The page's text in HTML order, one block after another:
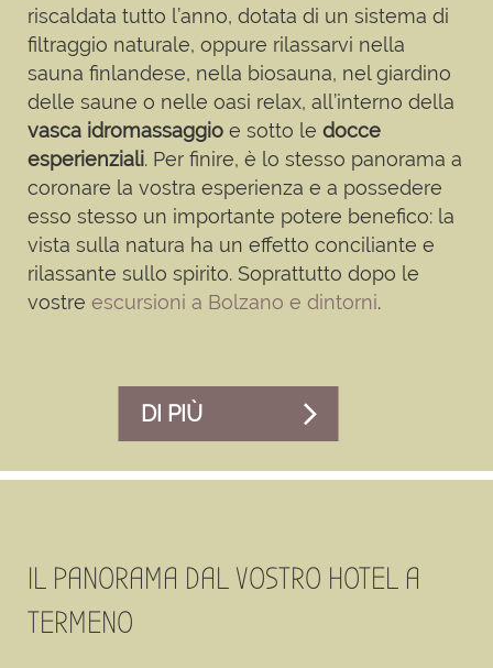
riscaldata tutto l’anno, dotata di un sistema di
filtraggio naturale, oppure rilassarvi nella
sauna finlandese, nella biosauna, nel giardino
delle saune o nelle oasi relax, all’interno della
vasca idromassaggio e sotto le docce
esperienziali. Per finire, è lo stesso panorama a
coronare la vostra esperienza e a possedere
esso stesso un importante potere benefico: la
vista sulla natura ha un effetto conciliante e
rilassante sullo spirito. Soprattutto dopo le
vostre escursioni a Bolzano e dintorni.
DI PIÙ
IL PANORAMA DAL VOSTRO HOTEL A
TERMENO